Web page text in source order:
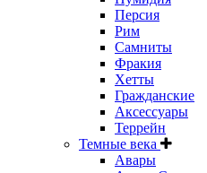
Персия
Рим
Самниты
Фракия
Хетты
Гражданские
Аксессуары
Террейн
Темные века
Авары